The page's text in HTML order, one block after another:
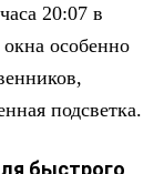
20:07 в
особенно
подсветка.
быстрого